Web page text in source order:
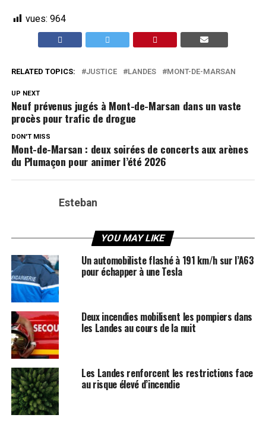
vues: 964
RELATED TOPICS: JUSTICE LANDES MONT-DE-MARSAN
UP NEXT
Neuf prévenus jugés à Mont-de-Marsan dans un vaste
procès pour trafic de drogue
DON'T MISS
Mont-de-Marsan : deux soirées de concerts aux arènes
du Plumaçon pour animer l’été 2026
Esteban
YOU MAY LIKE
Un automobiliste flashé à 191 km/h sur l’A63
pour échapper à une Tesla
Deux incendies mobilisent les pompiers dans
les Landes au cours de la nuit
Les Landes renforcent les restrictions face
au risque élevé d’incendie